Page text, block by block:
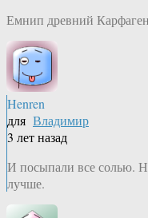
Емнип древний
Henren
для Владимир
3 лет назад
И посыпали все солью.
лучше.